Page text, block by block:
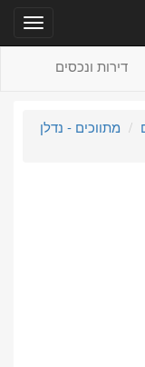
דירות ונכסים
מתווכים - נדלן